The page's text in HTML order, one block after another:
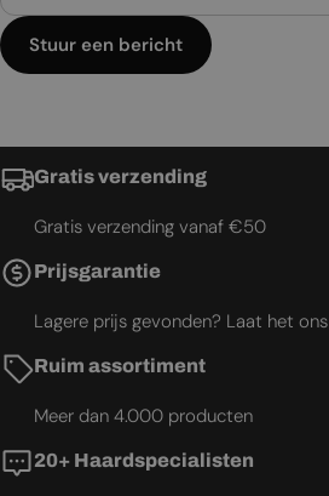
Stuur een bericht
Gratis verzending
Gratis verzending vanaf €50
Prijsgarantie
Lagere prijs gevonden? Laat het
Ruim assortiment
Meer dan 4.000 producten
20+ Haardspecialisten